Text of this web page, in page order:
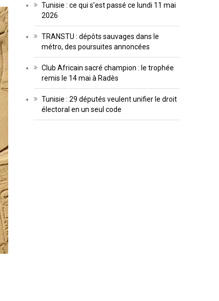
Tunisie : ce qui s’est passé ce lundi 11 mai
2026
TRANSTU : dépôts sauvages dans le
métro, des poursuites annoncées
Club Africain sacré champion : le trophée
remis le 14 mai à Radès
Tunisie : 29 députés veulent unifier le droit
électoral en un seul code